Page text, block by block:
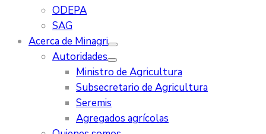
ODEPA
SAG
Acerca de Minagri
Autoridades
Ministro de Agricultura
Subsecretario de Agricultura
Seremis
Agregados agrícolas